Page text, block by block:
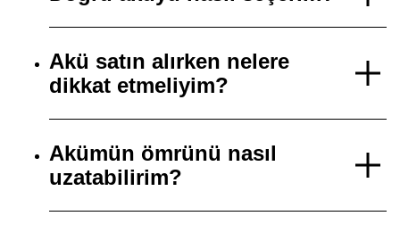
Akü satın alırken nelere
dikkat etmeliyim?
Akümün ömrünü nasıl
uzatabilirim?